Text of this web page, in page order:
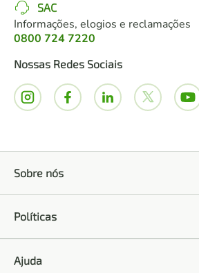
SAC
Informações, elogios e reclamações
0800 724 7220
Nossas Redes Sociais
Sobre nós
Políticas
Ajuda